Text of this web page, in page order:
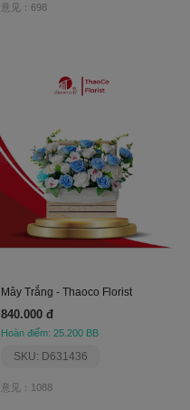
意见：698
Mây Trắng - Thaoco Florist
840.000 đ
Hoàn điểm: 25.200 BB
SKU: D631436
意见：1088